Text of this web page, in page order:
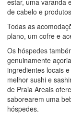
de cabelo e
Todas as
plano, um cofre e
Os hóspedes
genuinamente
ingredientes locais
melhor sushi e
de Praia Areais
saborearem uma
hóspedes.